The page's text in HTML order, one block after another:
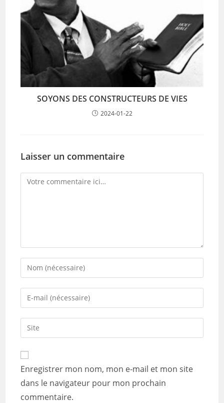
SOYONS DES CONSTRUCTEURS DE VIES
2024-01-22
Laisser un commentaire
Comment
Enter
your
name
comment
Enter
your
email
address
Saisir
l’URL
votre
site
(facultatif)
Enregistrer mon nom, mon e-mail et mon site
dans le navigateur pour mon prochain
commentaire.